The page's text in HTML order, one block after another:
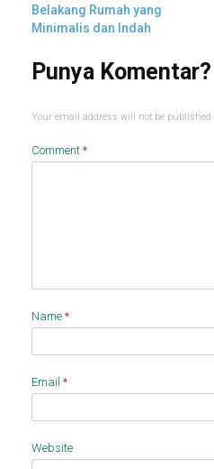
Belakang Rumah yang
Minimalis dan Indah
Your email address will not be published.
Comment *
Name *
Email *
Website